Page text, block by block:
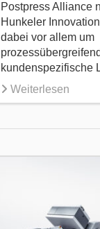
Postpress Alliance
Hunkeler
dabei vor allem um
kundenspezifische
Weiterlesen